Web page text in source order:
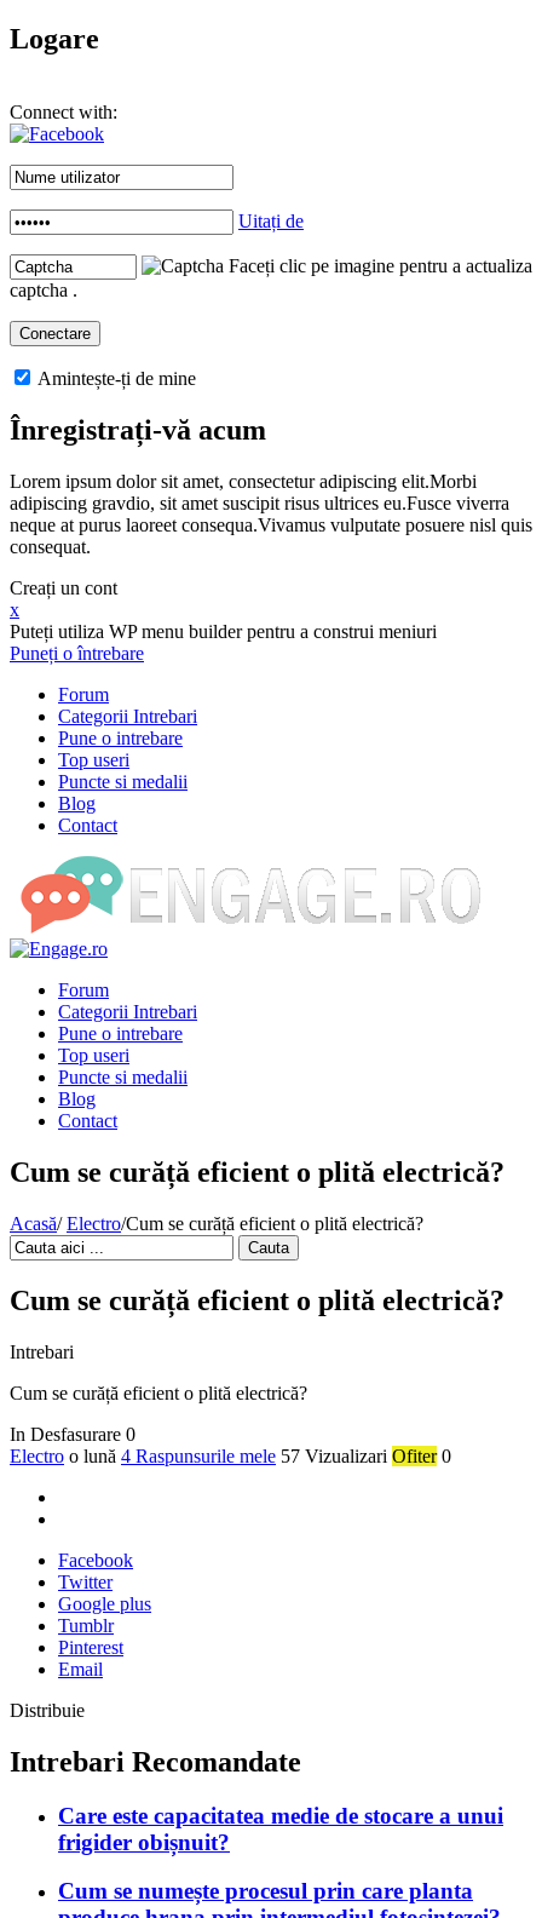
Logare
Connect with:
Uitați de
Faceți clic pe imagine pentru a actualiza
captcha .
Amintește-ți de mine
Înregistrați-vă acum
Lorem ipsum dolor sit amet, consectetur adipiscing elit.Morbi
adipiscing gravdio, sit amet suscipit risus ultrices eu.Fusce viverra
neque at purus laoreet consequa.Vivamus vulputate posuere nisl quis
consequat.
Creați un cont
x
Puteți utiliza WP menu builder pentru a construi meniuri
Puneți o întrebare
Forum
Categorii Intrebari
Pune o intrebare
Top useri
Puncte si medalii
Blog
Contact
Forum
Categorii Intrebari
Pune o intrebare
Top useri
Puncte si medalii
Blog
Contact
Cum se curăță eficient o plită electrică?
Acasă/ Electro/Cum se curăță eficient o plită electrică?
Cauta
Cum se curăță eficient o plită electrică?
Intrebari
Cum se curăță eficient o plită electrică?
In Desfasurare 0
Electro o lună 4 Raspunsurile mele 57 Vizualizari Ofiter 0
Facebook
Twitter
Google plus
Tumblr
Pinterest
Email
Distribuie
Intrebari Recomandate
Care este capacitatea medie de stocare a unui
frigider obișnuit?
Cum se numește procesul prin care planta